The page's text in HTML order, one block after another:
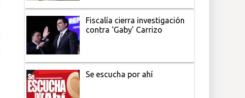
Fiscalía cierra investigación
contra ‘Gaby’ Carrizo
Se escucha por ahí